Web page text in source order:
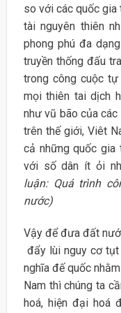
so với các quốc
tài nguyên thiên
phong phú đa
truyền thống đấu
trong công cuộc
mọi thiên tai dịch
như vũ bão của
trên thế giới, Viêt
cả những quốc
với số dân ít ỏi
luận: Quá trình
nước)
Vậy để đưa đất
đẩy lùi nguy cơ
nghĩa đế quốc
Nam thì chúng ta
hoá, hiện đại hoá